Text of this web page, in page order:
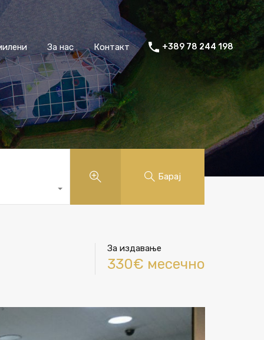
За нас Контакт +389 78 244 198
Барај
За издавање
330€ месечно